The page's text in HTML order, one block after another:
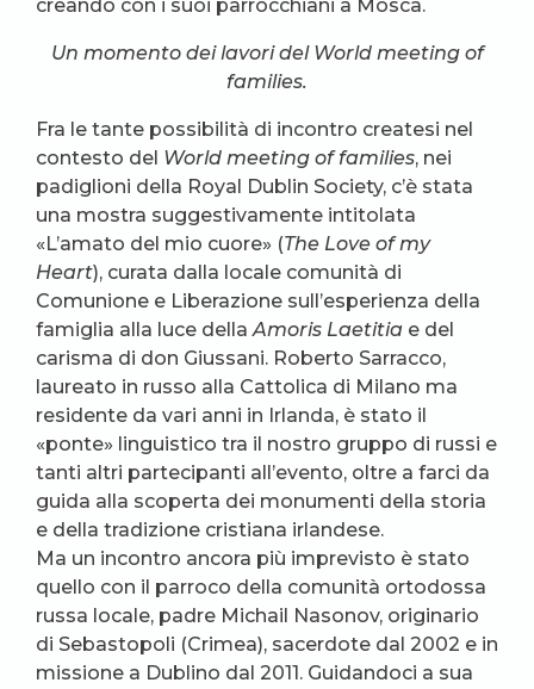
creando con i suoi parrocchiani a Mosca.
Un momento dei lavori del World meeting of
families.
Fra le tante possibilità di incontro createsi nel
contesto del World meeting of families, nei
padiglioni della Royal Dublin Society, c’è stata
una mostra suggestivamente intitolata
«L’amato del mio cuore» (The Love of my
Heart), curata dalla locale comunità di
Comunione e Liberazione sull’esperienza della
famiglia alla luce dellaAmoris Laetitia e del
carisma di don Giussani. Roberto Sarracco,
laureato in russo alla Cattolica di Milano ma
residente da vari anni in Irlanda, è stato il
«ponte» linguistico tra il nostro gruppo di russi e
tanti altri partecipanti all’evento, oltre a farci da
guida alla scoperta dei monumenti della storia
e della tradizione cristiana irlandese.
Ma un incontro ancora più imprevisto è stato
quello con il parroco della comunità ortodossa
russa locale, padre Michail Nasonov, originario
di Sebastopoli (Crimea), sacerdote dal 2002 e in
missione a Dublino dal 2011. Guidandoci a sua